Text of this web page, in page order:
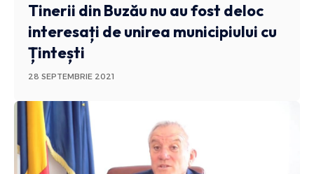
Tinerii din Buzău nu au fost deloc
interesați de unirea municipiului cu
Țintești
28 SEPTEMBRIE 2021